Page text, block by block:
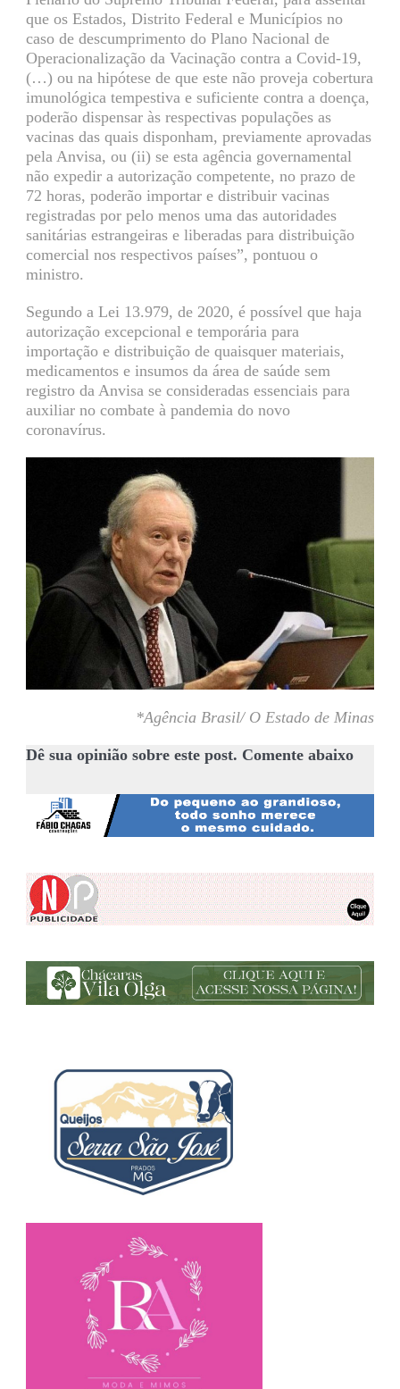
que os Estados, Distrito Federal e Municípios no
caso de descumprimento do Plano Nacional de
Operacionalização da Vacinação contra a Covid-19,
(…) ou na hipótese de que este não proveja cobertura
imunológica tempestiva e suficiente contra a doença,
poderão dispensar às respectivas populações as
vacinas das quais disponham, previamente aprovadas
pela Anvisa, ou (ii) se esta agência governamental
não expedir a autorização competente, no prazo de
72 horas, poderão importar e distribuir vacinas
registradas por pelo menos uma das autoridades
sanitárias estrangeiras e liberadas para distribuição
comercial nos respectivos países”, pontuou o
ministro.
Segundo a Lei 13.979, de 2020, é possível que haja
autorização excepcional e temporária para
importação e distribuição de quaisquer materiais,
medicamentos e insumos da área de saúde sem
registro da Anvisa se consideradas essenciais para
auxiliar no combate à pandemia do novo
coronavírus.
*Agência Brasil/ O Estado de Minas
Dê sua opinião sobre este post. Comente abaixo